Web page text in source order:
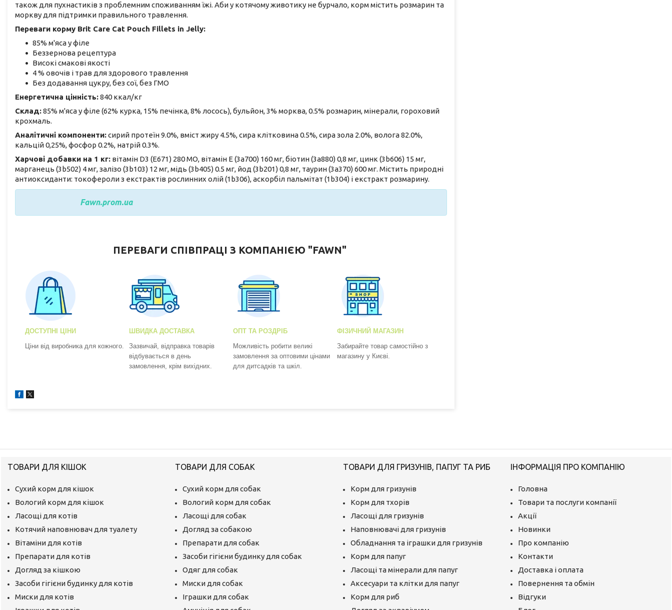
також для пухнастиків з проблемним споживанням їжі. Аби у котячому животику не бурчало, корм містить розмарин та
моркву для підтримки правильного травлення.
Переваги корму Brit Care Cat Pouch Fillets in Jelly:
85% м'яса у філе
Беззернова рецептура
Високі смакові якості
4 % овочів і трав для здорового травлення
Без додавання цукру, без сої, без ГМО
Енергетична цінність:840 ккал/кг
Склад:85% м'яса у філе (62% курка, 15% печінка, 8% лосось), бульйон, 3% морква, 0.5% розмарин, мінерали, гороховий
крохмаль.
Аналітичні компоненти:сирий протеїн 9.0%, вміст жиру 4.5%, сира клітковина 0.5%, сира зола 2.0%, волога 82.0%,
кальцій 0,25%, фосфор 0.2%, натрій 0.3%.
Харчові добавки на 1 кг: вітамін D3 (E671) 280 МО, вітамін E (3a700) 160 мг, біотин (3a880) 0,8 мг, цинк (3b606) 15 мг,
марганець (3b502) 4 мг, залізо (3b103) 12 мг, мідь (3b405) 0.5 мг, йод (3b201) 0,8 мг, таурин (3a370) 600 мг. Містить природні
антиоксиданти: токофероли з екстрактів рослинних олій (1b306), аскорбіл пальмітат (1b304) і екстракт розмарину.
Fawn.prom.ua
ПЕРЕВАГИ СПІВПРАЦІ З КОМПАНІЄЮ "FAWN"
ДОСТУПНІ ЦІНИ
Ціни від виробника для кожного.
ШВИДКА ДОСТАВКА
Зазвичай, відправка товарів
відбувається в день
замовлення, крім вихідних.
ОПТ ТА РОЗДРІБ
Можливість робити великі
замовлення за оптовими цінами
для дитсадків та шкіл.
ФІЗИЧНИЙ МАГАЗИН
Забирайте товар самостійно з
магазину у Києві.
ТОВАРИ ДЛЯ КІШОК
Сухий корм для кішок
Вологий корм для кішок
Ласощі для котів
Котячий наповнювач для туалету
Вітаміни для котів
Препарати для котів
Догляд за кішкою
Засоби гігієни будинку для котів
Миски для котів
ТОВАРИ ДЛЯ СОБАК
Сухий корм для собак
Вологий корм для собак
Ласощі для собак
Догляд за собакою
Препарати для собак
Засоби гігієни будинку для собак
Одяг для собак
Миски для собак
Іграшки для собак
ТОВАРИ ДЛЯ ГРИЗУНІВ, ПАПУГ ТА РИБ
Корм для гризунів
Корм для тхорів
Ласощі для гризунів
Наповнювачі для гризунів
Обладнання та іграшки для гризунів
Корм для папуг
Ласощі та мінерали для папуг
Аксесуари та клітки для папуг
Корм для риб
ІНФОРМАЦІЯ ПРО КОМПАНІЮ
Головна
Товари та послуги компанії
Акції
Новинки
Про компанію
Контакти
Доставка і оплата
Повернення та обмін
Відгуки